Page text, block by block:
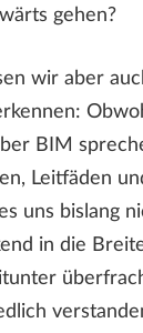
gehen?
wir aber
BIM
Leitfäden
uns bislang
in die